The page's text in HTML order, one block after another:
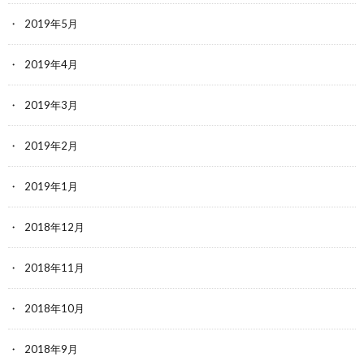
2019年5月
2019年4月
2019年3月
2019年2月
2019年1月
2018年12月
2018年11月
2018年10月
2018年9月